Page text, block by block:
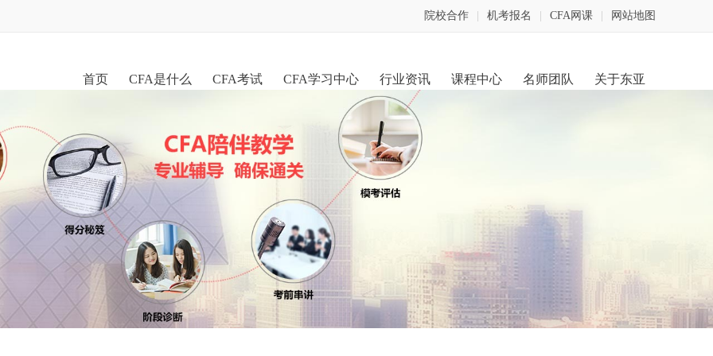
院校合作 机考报名 CFA网课 网站地图
首页 CFA是什么 CFA考试 CFA学习中心 行业资讯 课程中心 名师团队 关于东亚